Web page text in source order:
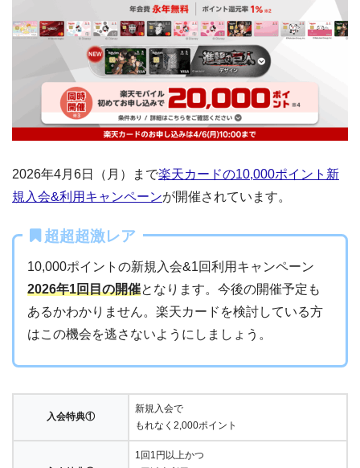
2026年4月6日（月）まで楽天カードの10,000ポイント新
規入会&利用キャンペーンが開催されています。
超超超激レア
10,000ポイントの新規入会&1回利用キャンペーン
2026年1回目の開催となります。今後の開催予定も
あるかわかりません。楽天カードを検討している方
はこの機会を逃さないようにしましょう。
入会特典①
新規入会で
もれなく2,000ポイント
1回1円以上かつ